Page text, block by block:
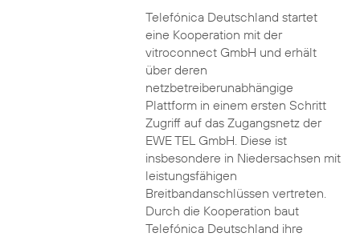
Telefónica Deutschland startet
eine Kooperation mit der
vitroconnect GmbH und erhält
über deren
netzbetreiberunabhängige
Plattform in einem ersten Schritt
Zugriff auf das Zugangsnetz der
EWE TEL GmbH. Diese ist
insbesondere in Niedersachsen mit
leistungsfähigen
Breitbandanschlüssen vertreten.
Durch die Kooperation baut
Telefónica Deutschland ihre